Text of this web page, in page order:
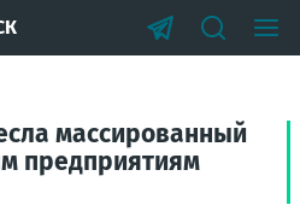
массированный
предприятиям